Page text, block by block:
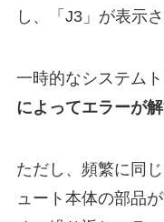
し、「J3」が表示
一時的なシステムト
によってエラーが
ただし、頻繁に同
ュート本体の部品